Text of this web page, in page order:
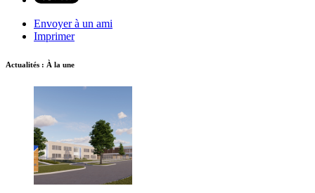
Envoyer à un ami
Imprimer
Actualités : À la une